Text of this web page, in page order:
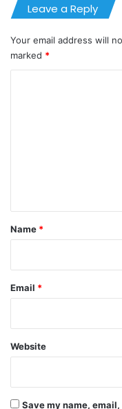
Leave a Reply
Your email address will
marked *
*
Name *
Email *
Website
Save my name,